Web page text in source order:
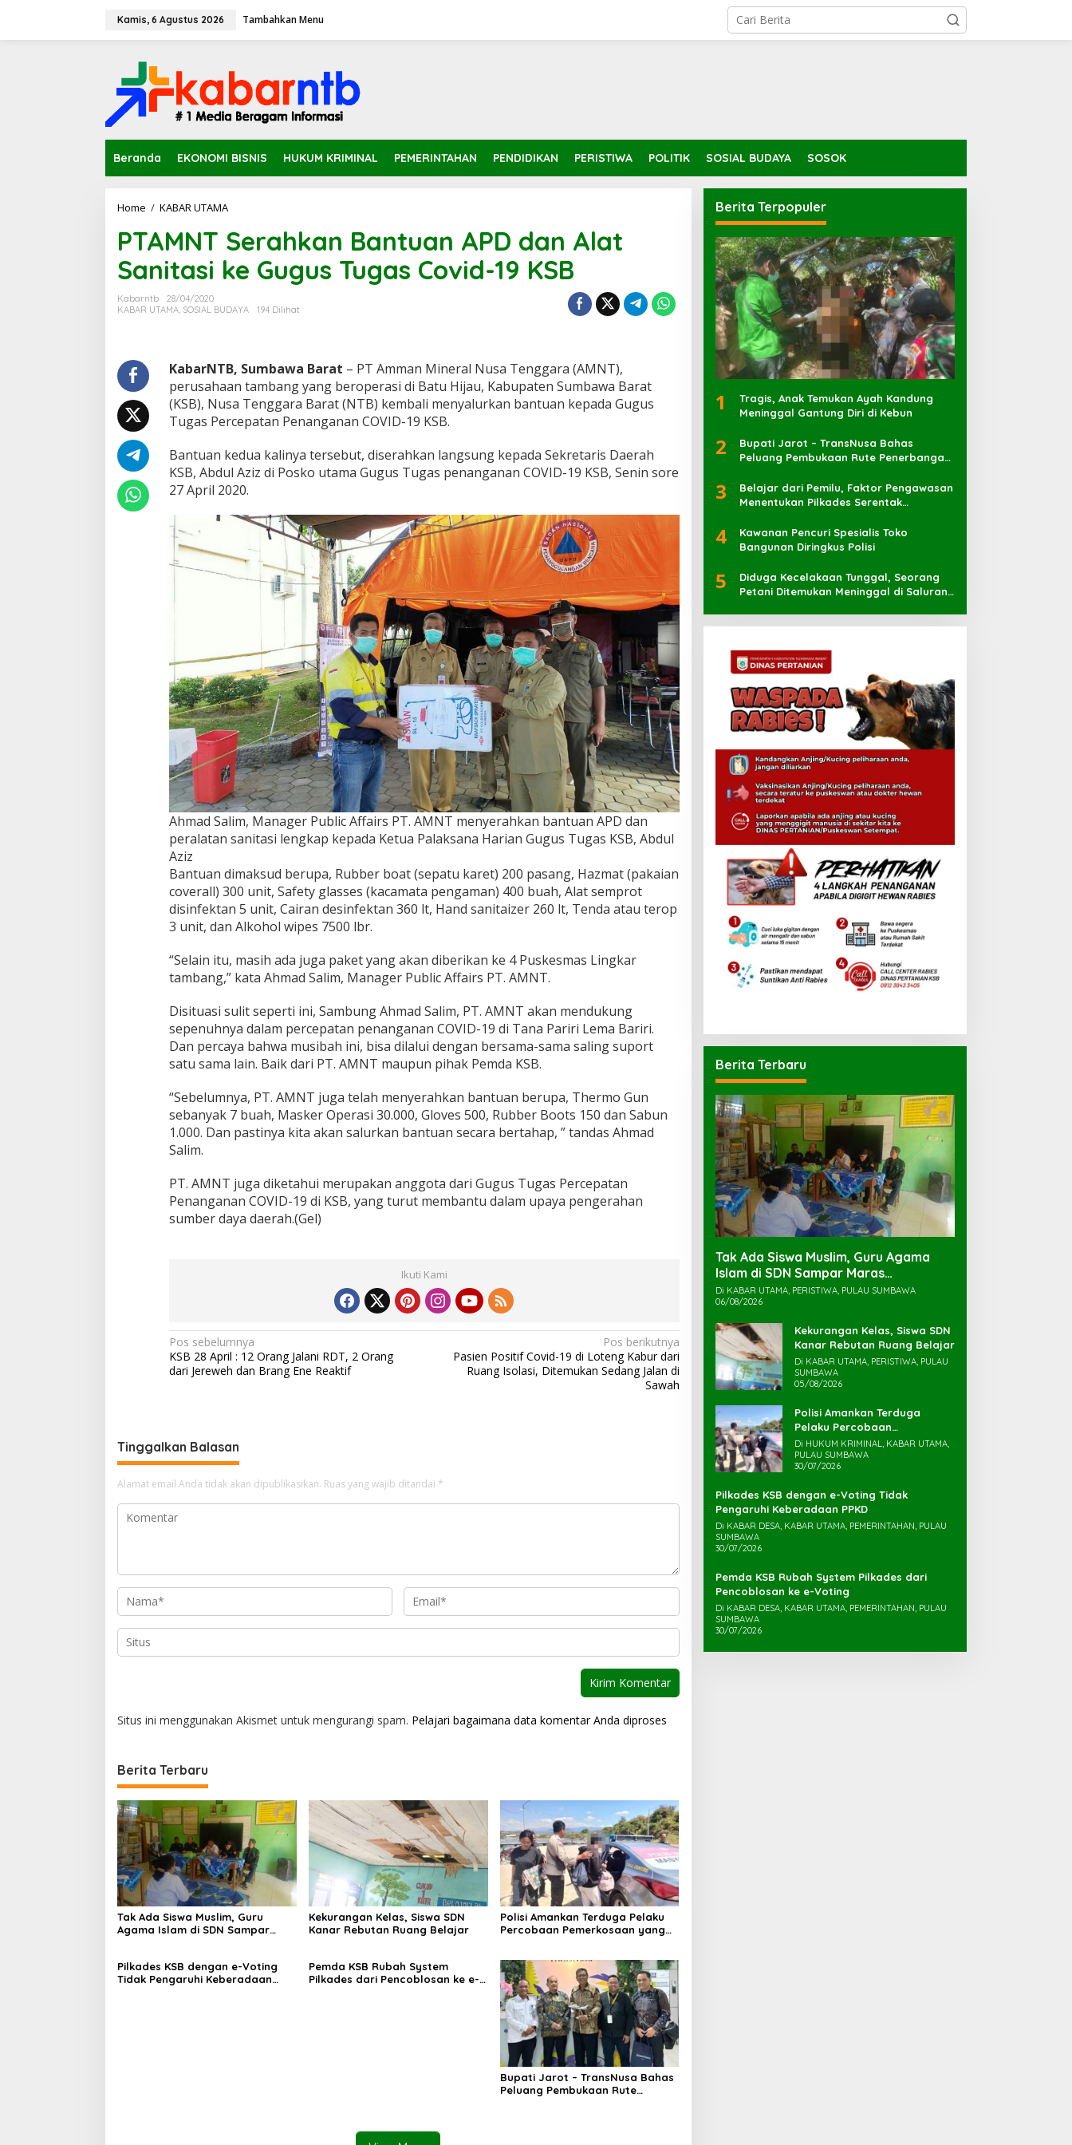
Kamis, 6 Agustus 2026 Tambahkan Menu
Beranda EKONOMI BISNIS HUKUM KRIMINAL PEMERINTAHAN PENDIDIKAN PERISTIWA POLITIK SOSIAL BUDAYA SOSOK
Home / KABAR UTAMA
A
M
N
T
e
k
a
n
B
a
t
u
a
n
d
n
S
n
i
t
a
s
i
k
e
G
u
g
u
T
u
g
a
s
v
-
1
9
K
S
PTAMNT Serahkan Bantuan APD dan Alat
Sanitasi ke Gugus Tugas Covid-19 KSB
Kabarntb
28/04/2020
KABAR UTAMA, SOSIAL BUDAYA 194 Dilihat
KabarNTB, Sumbawa Barat – PT Amman Mineral Nusa Tenggara (AMNT),
perusahaan tambang yang beroperasi di Batu Hijau, Kabupaten Sumbawa Barat
(KSB), Nusa Tenggara Barat (NTB) kembali menyalurkan bantuan kepada Gugus
Tugas Percepatan Penanganan COVID-19 KSB.
Bantuan kedua kalinya tersebut, diserahkan langsung kepada Sekretaris Daerah
KSB, Abdul Aziz di Posko utama Gugus Tugas penanganan COVID-19 KSB, Senin sore
27 April 2020.
Ahmad Salim, Manager Public Affairs PT. AMNT menyerahkan bantuan APD dan
peralatan sanitasi lengkap kepada Ketua Palaksana Harian Gugus Tugas KSB, Abdul
Aziz
Bantuan dimaksud berupa, Rubber boat (sepatu karet) 200 pasang, Hazmat (pakaian
coverall) 300 unit, Safety glasses (kacamata pengaman) 400 buah, Alat semprot
disinfektan 5 unit, Cairan desinfektan 360 lt, Hand sanitaizer 260 lt, Tenda atau terop
3 unit, dan Alkohol wipes 7500 lbr.
“Selain itu, masih ada juga paket yang akan diberikan ke 4 Puskesmas Lingkar
tambang,” kata Ahmad Salim, Manager Public Affairs PT. AMNT.
Disituasi sulit seperti ini, Sambung Ahmad Salim, PT. AMNT akan mendukung
sepenuhnya dalam percepatan penanganan COVID-19 di Tana Pariri Lema Bariri.
Dan percaya bahwa musibah ini, bisa dilalui dengan bersama-sama saling suport
satu sama lain. Baik dari PT. AMNT maupun pihak Pemda KSB.
“Sebelumnya, PT. AMNT juga telah menyerahkan bantuan berupa, Thermo Gun
sebanyak 7 buah, Masker Operasi 30.000, Gloves 500, Rubber Boots 150 dan Sabun
1.000. Dan pastinya kita akan salurkan bantuan secara bertahap, ” tandas Ahmad
Salim.
PT. AMNT juga diketahui merupakan anggota dari Gugus Tugas Percepatan
Penanganan COVID-19 di KSB, yang turut membantu dalam upaya pengerahan
sumber daya daerah.(Gel)
Ikuti Kami
N
a
a
s
i
p
s
Pos sebelumnya
KSB 28 April : 12 Orang Jalani RDT, 2 Orang
dari Jereweh dan Brang Ene Reaktif
Pos berikutnya
Pasien Positif Covid-19 di Loteng Kabur dari
Ruang Isolasi, Ditemukan Sedang Jalan di
Sawah
Tinggalkan Balasan
Alamat email Anda tidak akan dipublikasikan. Ruas yang wajib ditandai *
Situs ini menggunakan Akismet untuk mengurangi spam. Pelajari bagaimana data komentar Anda diproses
Berita Terbaru
Tak Ada Siswa Muslim, Guru
Agama Islam di SDN Sampar
Kekurangan Kelas, Siswa SDN
Kanar Rebutan Ruang Belajar
Polisi Amankan Terduga Pelaku
Percobaan Pemerkosaan yang
Pilkades KSB dengan e-Voting
Tidak Pengaruhi Keberadaan
Pemda KSB Rubah System
Pilkades dari Pencoblosan ke e-
Bupati Jarot – TransNusa Bahas
Peluang Pembukaan Rute
Berita Terpopuler
1
Tragis, Anak Temukan Ayah Kandung
Meninggal Gantung Diri di Kebun
2
Bupati Jarot – TransNusa Bahas
Peluang Pembukaan Rute Penerbangan
Kaharuddin
3
Belajar dari Pemilu, Faktor Pengawasan
Menentukan Pilkades Serentak
4
Kawanan Pencuri Spesialis Toko
Bangunan Diringkus Polisi
5
Diduga Kecelakaan Tunggal, Seorang
Petani Ditemukan Meninggal di Saluran
Berita Terbaru
Tak Ada Siswa Muslim, Guru Agama
Islam di SDN Sampar Maras
Terkatung-katung ‎
Di KABAR UTAMA, PERISTIWA, PULAU SUMBAWA
06/08/2026
Kekurangan Kelas, Siswa SDN
Kanar Rebutan Ruang Belajar
Di KABAR UTAMA, PERISTIWA, PULAU
SUMBAWA
05/08/2026
Polisi Amankan Terduga
Pelaku Percobaan
Pemerkosaan yang Ancam
Korban dengan Parang
Di HUKUM KRIMINAL, KABAR UTAMA,
PULAU SUMBAWA
30/07/2026
Pilkades KSB dengan e-Voting Tidak
Pengaruhi Keberadaan PPKD
Di KABAR DESA, KABAR UTAMA, PEMERINTAHAN, PULAU
SUMBAWA
30/07/2026
Pemda KSB Rubah System Pilkades dari
Pencoblosan ke e-Voting
Di KABAR DESA, KABAR UTAMA, PEMERINTAHAN, PULAU
SUMBAWA
30/07/2026